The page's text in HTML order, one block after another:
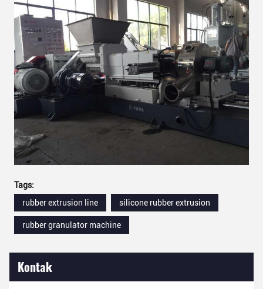
Tags:
rubber extrusion line
silicone rubber extrusion
rubber granulator machine
Kontak